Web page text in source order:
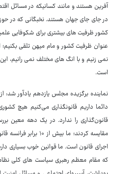
آفرین هستند و مانند کسانیکه در مسائل
در جای جای جهان هستند. نخبگانی که در
کشور ظرفیت های بیشتری برای شکوفایی
عنوان ظرفیت کشور و مام میهن تلقی بکنیم؛
نمی زنیم و با انگ های مختلف نمی رانیم،
است.
نماینده برگزیده مجلس یازدهم یادآور
دائما داریم قانونگذاری می‌کنیم هیچ
قانون‌گذاری را ندارد. در یک دهه معین
مقایسه کردند؛ ما
اجرای قانون است. ما قوانین خوب بسیاری
که مقام معظم رهبری سیاست های کلی